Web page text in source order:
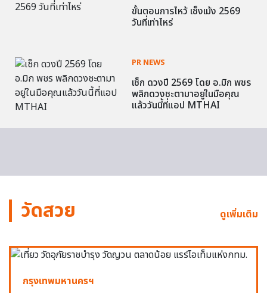
ขั้นตอนการไหว้ เช็งเม้ง 2569
วันที่เท่าไหร่
PR NEWS
เช็ก ดวงปี 2569 โดย อ.มิก พชร
พลิกดวงชะตามาอยู่ในมือคุณ
แล้ววันนี้ที่แอป MTHAI
วัดสวย ดูเพิ่มเติม
กรุงเทพมหานครฯ